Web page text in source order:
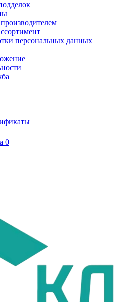
персональных данных
0